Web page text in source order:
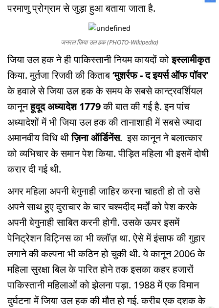
परमाणु प्रोग्राम से जुड़ा हुआ बताया जाता है.
जनरल ज़िया उल हक (PHOTO-Wikipedia)
जिया उल हक ने ही पाकिस्तानी नियम कायदों कोइस्लामीकृत
किया. मुर्तजा रिजवी की किताब‘मुशर्रफ - द इयर्स ऑफ पॉवर’
के हवाले से जिया उल हक के समय के सबसे कान्ट्रवर्शियल
कानूनहूदूद अध्यादेश 1779की बात की गई है. इन पांच
अध्यादेशों में भी जिया उल हक की तानाशाही में सबसे ज्यादा
अमानवीय विधि थीज़िना ऑर्डिनेंस. इस कानून ने बलात्कार
को व्यभिचार के समान पेश किया. पीड़ित महिला भी इसमें दोषी
करार दी गई थी.
अगर महिला अपनी बेगुनाही जाहिर करना चाहती हो तो उसे
अपने साथ हुए दुराचार के चार चश्मदीद मर्दों को पेश करके
अपनी बेगुनाही साबित करनी होगी. उसके ऊपर इसमें
पेनिट्रेशन विट्निस का भी क्लॉज़ था. ऐसे में इंसाफ की गुहार
लगाने की कल्पना भी कठिन हो चुकी थी. ये कानून 2006 के
महिला सुरक्षा बिल के पारित होने तक इसका कहर हजारों
पाकिस्तानी महिलाओं को झेलना पड़ा. 1988 में एक विमान
दुर्घटना में जिया उल हक की मौत हो गई. करीब एक दशक के